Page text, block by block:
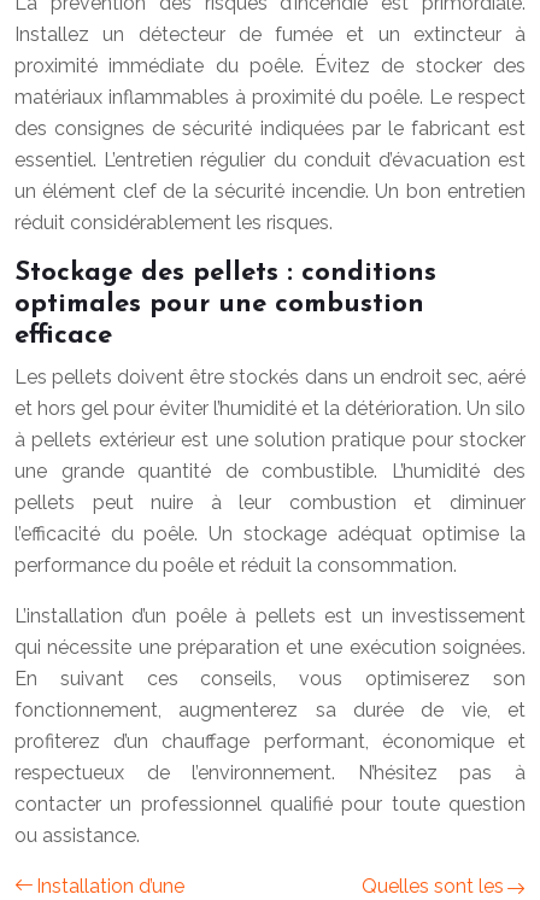
Installez un détecteur de fumée et un extincteur à
proximité immédiate du poêle. Évitez de stocker des
matériaux inflammables à proximité du poêle. Le respect
des consignes de sécurité indiquées par le fabricant est
essentiel. L’entretien régulier du conduit d’évacuation est
un élément clef de la sécurité incendie. Un bon entretien
réduit considérablement les risques.
Stockage des pellets : conditions
optimales pour une combustion
efficace
Les pellets doivent être stockés dans un endroit sec, aéré
et hors gel pour éviter l’humidité et la détérioration. Un silo
à pellets extérieur est une solution pratique pour stocker
une grande quantité de combustible. L’humidité des
pellets peut nuire à leur combustion et diminuer
l’efficacité du poêle. Un stockage adéquat optimise la
performance du poêle et réduit la consommation.
L’installation d’un poêle à pellets est un investissement
qui nécessite une préparation et une exécution soignées.
En suivant ces conseils, vous optimiserez son
fonctionnement, augmenterez sa durée de vie, et
profiterez d’un chauffage performant, économique et
respectueux de l’environnement. N’hésitez pas à
contacter un professionnel qualifié pour toute question
ou assistance.
Installation d’une
Quelles sont les